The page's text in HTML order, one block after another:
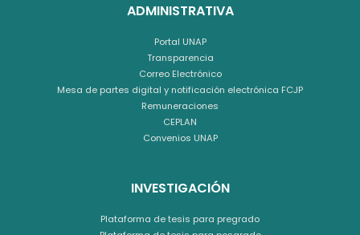
ADMINISTRATIVA
Portal UNAP
Transparencia
Correo Electrónico
Mesa de partes digital y notificación electrónica FCJP
Remuneraciones
CEPLAN
Convenios UNAP
INVESTIGACIÓN
Plataforma de tesis para pregrado